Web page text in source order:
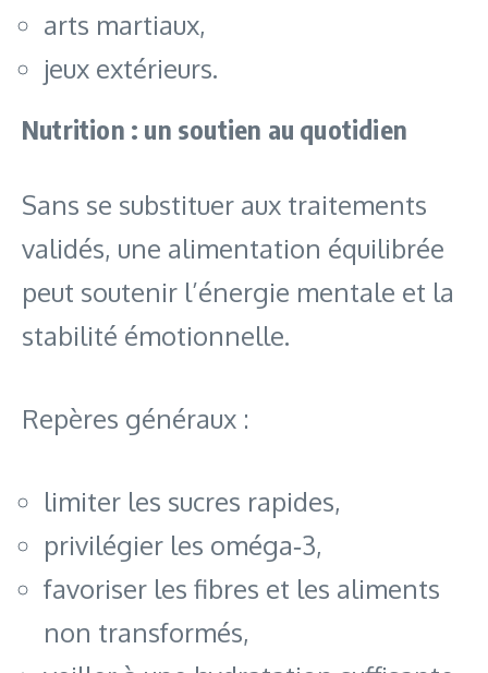
arts martiaux,
jeux extérieurs.
Nutrition : un soutien au quotidien
Sans se substituer aux traitements
validés, une alimentation équilibrée
peut soutenir l’énergie mentale et la
stabilité émotionnelle.
Repères généraux :
limiter les sucres rapides,
privilégier les oméga‑3,
favoriser les fibres et les aliments
non transformés,